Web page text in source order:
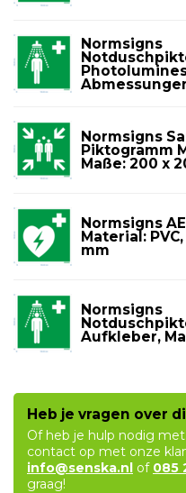
Normsigns
Normsigns
Piktogramm
Maße: 200 x
Normsigns
Material: PVC,
mm
Normsigns
Aufkleber,
Heb je vragen over
Of heb je hulp nodig
contact op met onze
info@senska.nl of 085
graag!